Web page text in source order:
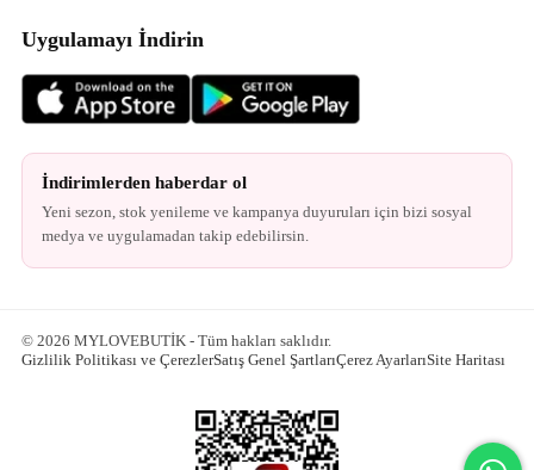
Uygulamayı İndirin
İndirimlerden haberdar ol
Yeni sezon, stok yenileme ve kampanya duyuruları için bizi sosyal
medya ve uygulamadan takip edebilirsin.
© 2026 MYLOVEBUTİK - Tüm hakları saklıdır.
Gizlilik Politikası ve ÇerezlerSatış Genel ŞartlarıÇerez AyarlarıSite Haritası